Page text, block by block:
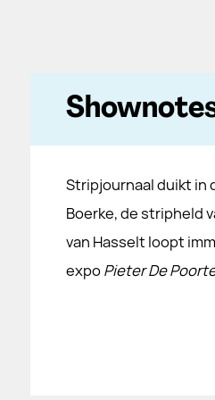
Stripjournaal duikt in
Boerke, de stripheld
van Hasselt loopt
expoPieter De